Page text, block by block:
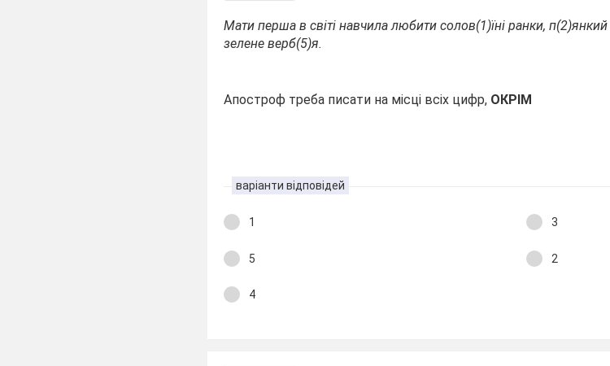
Мати перша в світі навчила любити солов(1)їні ранки,
зелене верб(5)я.
Апостроф треба писати на місці всіх цифр, ОКРІМ
варіанти відповідей
1 3
5 2
4